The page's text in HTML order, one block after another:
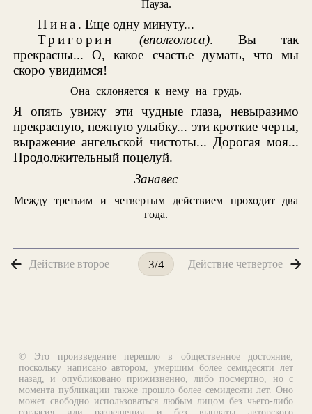
Пауза.
Нина . Еще одну минуту...
Тригорин
(вполголоса). Вы так
прекрасны... О, какое счастье думать, что мы
скоро увидимся!
Она склоняется к нему на грудь.
Я опять увижу эти чудные глаза, невыразимо
прекрасную, нежную улыбку... эти кроткие черты,
выражение ангельской чистоты... Дорогая моя...
Продолжительный поцелуй.
Занавес
Между третьим и четвертым действием проходит два
года.
Действие второе 3/4 Действие четвертое
© Это произведение перешло в общественное достояние,
поскольку написано автором, умершим более семидесяти лет
назад, и опубликовано прижизненно, либо посмертно, но с
момента публикации также прошло более семидесяти лет. Оно
может свободно использоваться любым лицом без чьего-либо